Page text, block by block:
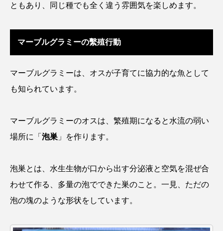
カブトエビ カブトクラゲ
カレイ カワウソ カワハギ
カワバタモロコ
キジハタ キス キチヌ キヌバリ
キビナゴ キュウリエソ
ギギ ギンザケ ギンザメ クエ
クサガメ クジラ クニマス クマノミ
ともあり、同じ種でも全く違う雰囲気を楽しめます。
マーブルグラミーの繫殖行動
マーブルグラミーは、オスが子育てに協力的な魚として
も知られています。
マーブルグラミーのオスは、繁殖期になると水流の弱い
場所に「 泡巣 」を作ります。
泡巣とは、水生生物が口から出す分泌液と空気を混ぜ合
わせて作る、多量の泡でできた巣のこと。一見、ただの
泡の塊のような形状をしています。